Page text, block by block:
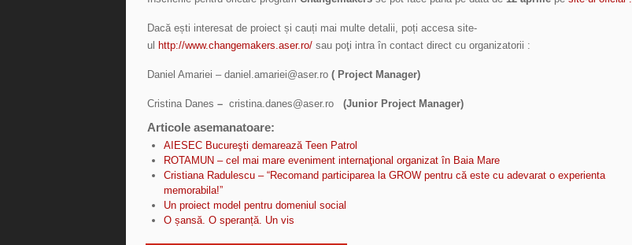
Dacă ești interesat de proiect și cauți mai multe detalii, poți accesa site-
ul http://www.changemakers.aser.ro/ sau poţi intra în contact direct cu organizatorii :
Daniel Amariei – daniel.amariei@aser.ro ( Project Manager)
Cristina Danes – cristina.danes@aser.ro (Junior Project Manager)
Articole asemanatoare:
AIESEC Bucureşti demarează Teen Patrol
ROTAMUN – cel mai mare eveniment internaţional organizat în Baia Mare
Cristiana Radulescu – “Recomand participarea la GROW pentru că este cu adevarat o experienta
memorabila!”
Un proiect model pentru domeniul social
O șansă. O speranță. Un vis